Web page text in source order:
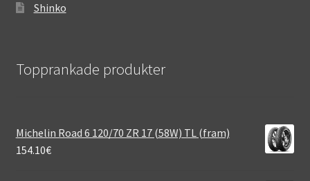
Shinko
Topprankade produkter
Michelin Road 6 120/70 ZR 17 (58W) TL (fram)
154.10€